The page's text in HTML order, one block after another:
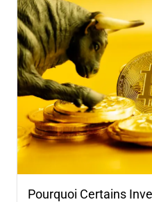
Pourquoi Certains